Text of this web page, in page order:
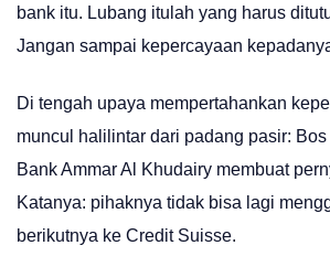
bank itu. Lubang itulah yang harus
Jangan sampai kepercayaan
Di tengah upaya mempertahankan
muncul halilintar dari padang pasir: Bos
Bank Ammar Al Khudairy membuat
Katanya: pihaknya tidak bisa lagi
berikutnya ke Credit Suisse.